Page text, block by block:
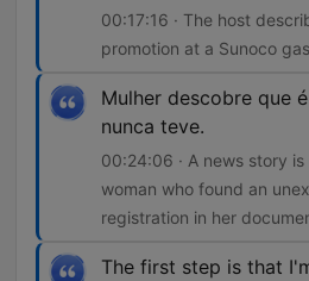
00:17:16 · The host
promotion at a Sunoco
Mulher descobre que
nunca teve.
00:24:06 · A news story
woman who found an
registration in her
The first step is that